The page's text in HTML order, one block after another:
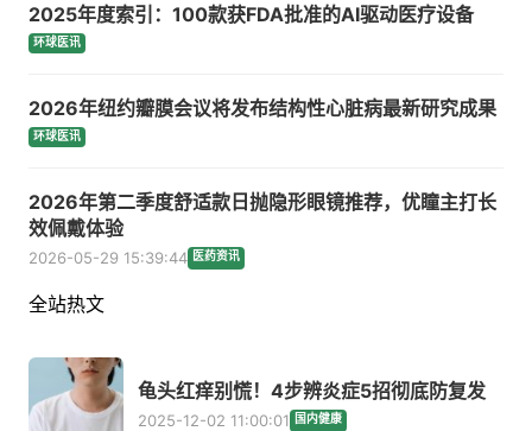
2025年度索引：100款获FDA批准的AI驱动医疗设备
环球医讯
2026年纽约瓣膜会议将发布结构性心脏病最新研究成果
环球医讯
2026年第二季度舒适款日抛隐形眼镜推荐，优瞳主打长
效佩戴体验
2026-05-29 15:39:44 医药资讯
全站热文
龟头红痒别慌！4步辨炎症5招彻底防复发
2025-12-02 11:00:01 国内健康